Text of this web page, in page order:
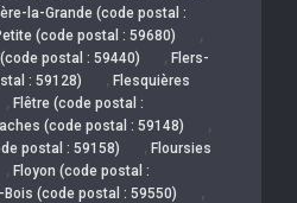
la-Grande (code postal :
(code postal : 59680) ,
postal : 59440) , Flers-
: 59128)
, Flesquières
, Flêtre (code postal :
(code postal : 59148) ,
postal : 59158) , Floursies
, Floyon (code postal :
(code postal : 59550) ,